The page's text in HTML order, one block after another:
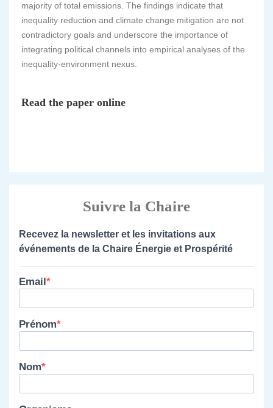
majority of total emissions. The findings indicate that
inequality reduction and climate change mitigation are not
contradictory goals and underscore the importance of
integrating political channels into empirical analyses of the
inequality-environment nexus.
Read the paper online
Suivre la Chaire
Recevez la newsletter et les invitations aux
événements de la Chaire Énergie et Prospérité
Email
Prénom
Nom